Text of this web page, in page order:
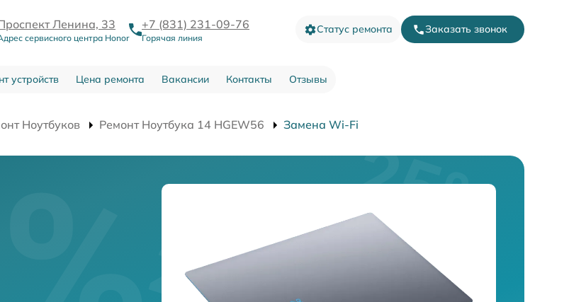
Ленина, 33
сервисного центра Honor
+7 (831) 231-09-76
Горячая линия
Статус ремонта Заказать звонок
устройств Цена ремонта Вакансии Контакты Отзывы
Ноутбуков Ремонт Ноутбука 14 HGEW56 Замена Wi-Fi